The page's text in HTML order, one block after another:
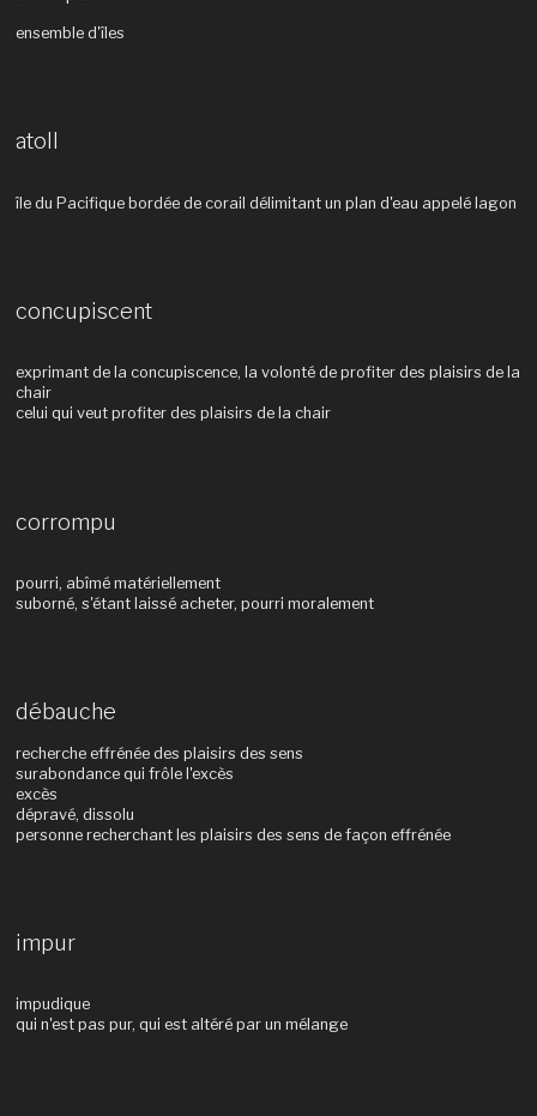
ensemble d'îles
atoll
île du Pacifique bordée de corail délimitant un plan d'eau appelé lagon
concupiscent
exprimant de la concupiscence, la volonté de profiter des plaisirs de la
chair
celui qui veut profiter des plaisirs de la chair
corrompu
pourri, abîmé matériellement
suborné, s'étant laissé acheter, pourri moralement
débauche
recherche effrénée des plaisirs des sens
surabondance qui frôle l'excès
excès
dépravé, dissolu
personne recherchant les plaisirs des sens de façon effrénée
impur
impudique
qui n'est pas pur, qui est altéré par un mélange